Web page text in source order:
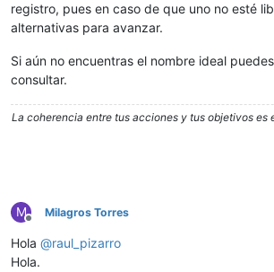
registro, pues en caso de que uno no esté
alternativas para avanzar.
Si aún no encuentras el nombre ideal
consultar.
La coherencia entre tus acciones y tus objetivos es
M
Desconectado
Milagros Torres
Hola @raul_pizarro
Hola.